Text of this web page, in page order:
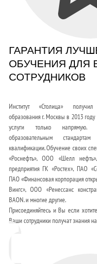
ГАРАНТИЯ
ОБУЧЕНИЯ ДЛЯ
СОТРУДНИКОВ
Институт «Столица»
образования г. Москвы в 2013
услуги только напрямую.
образовательным
квалификации. Обучение своих
«Роснефть», ООО «Шелл
предприятия ГК «Ростех», ПАО
ПАО «Финансовая корпорация
Вингс», ООО «Ренессанс
BAON. и многие другие.
Присоединяйтесь и Вы если
Ваши сотрудники получат знания